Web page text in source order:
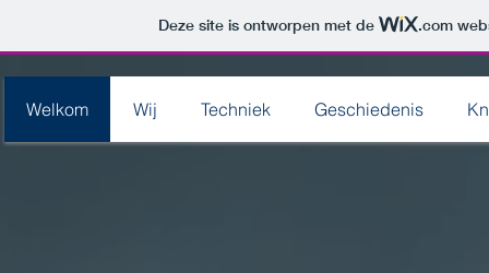
Deze site is ontworpen met de .com
Welkom Wij Techniek Geschiedenis